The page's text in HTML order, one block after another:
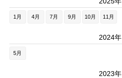
1月 4月 7月 9月 10月 11月
2024年
5月
2023年